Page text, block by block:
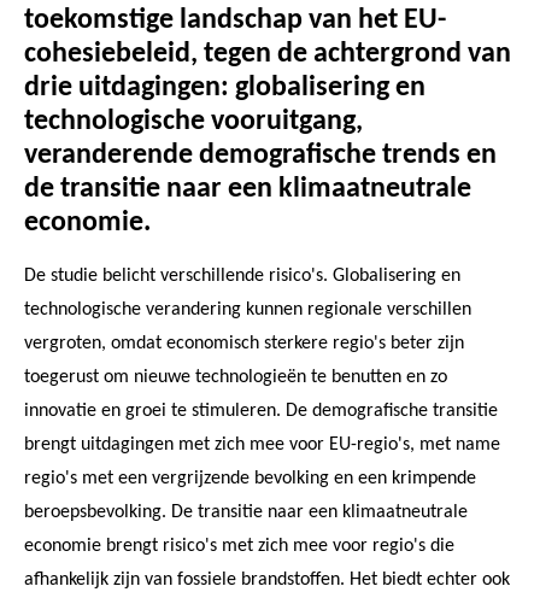
toekomstige landschap van het EU-
cohesiebeleid, tegen de achtergrond van
drie uitdagingen: globalisering en
technologische vooruitgang,
veranderende demografische trends en
de transitie naar een klimaatneutrale
economie.
De studie belicht verschillende risico's. Globalisering en
technologische verandering kunnen regionale verschillen
vergroten, omdat economisch sterkere regio's beter zijn
toegerust om nieuwe technologieën te benutten en zo
innovatie en groei te stimuleren. De demografische transitie
brengt uitdagingen met zich mee voor EU-regio's, met name
regio's met een vergrijzende bevolking en een krimpende
beroepsbevolking. De transitie naar een klimaatneutrale
economie brengt risico's met zich mee voor regio's die
afhankelijk zijn van fossiele brandstoffen. Het biedt echter ook